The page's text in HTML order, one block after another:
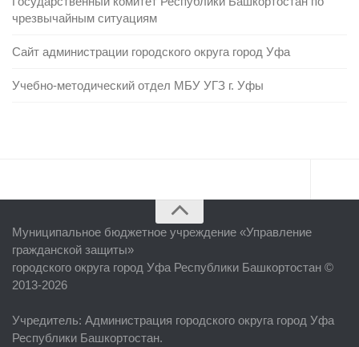
чрезвычайным ситуациям
Сайт администрации городского округа город Уфа
Учебно-методический отдел МБУ УГЗ г. Уфы
Об учреждении
Руководство
Районные УГЗ
Муниципальное бюджетное учреждение «Управление
гражданской защиты»
городского округа город Уфа Республики Башкортостан ©
2013-2026
Учредитель: Администрация городского округа город Уфа
Республики Башкортостан.